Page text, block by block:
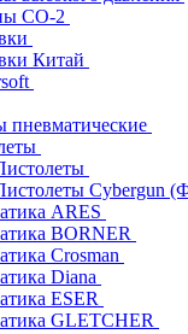
СО-2
Китай
пневматические
Cybergun
ARES
BORNER
Crosman
Diana
ESER
GLETCHER